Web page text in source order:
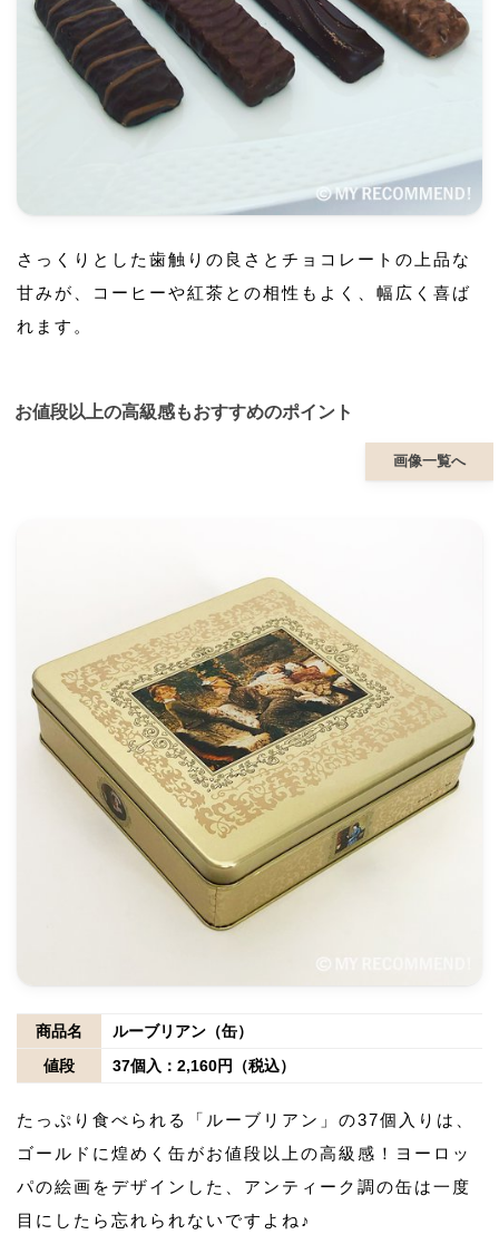
さっくりとした歯触りの良さとチョコレートの上品な
甘みが、コーヒーや紅茶との相性もよく、幅広く喜ば
れます。
お値段以上の高級感もおすすめのポイント
画像一覧へ
商品名
ルーブリアン（缶）
値段
37個入：2,160円（税込）
たっぷり食べられる「ルーブリアン」の37個入りは、
ゴールドに煌めく缶がお値段以上の高級感！ヨーロッ
パの絵画をデザインした、アンティーク調の缶は一度
目にしたら忘れられないですよね♪